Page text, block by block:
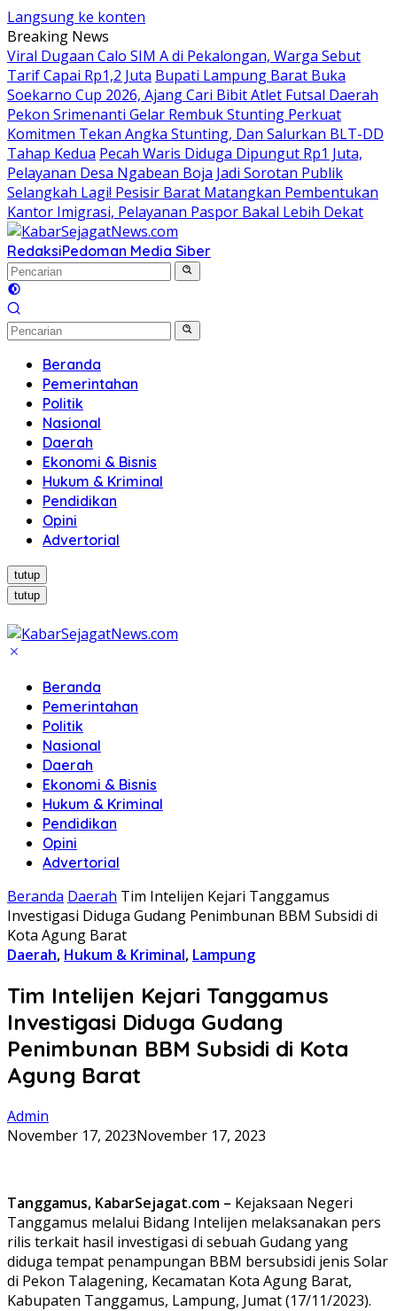
Langsung ke konten
Breaking News
Viral Dugaan Calo SIM A di Pekalongan, Warga Sebut
Tarif Capai Rp1,2 Juta Bupati Lampung Barat Buka
Soekarno Cup 2026, Ajang Cari Bibit Atlet Futsal Daerah
Pekon Srimenanti Gelar Rembuk Stunting Perkuat
Komitmen Tekan Angka Stunting, Dan Salurkan BLT-DD
Tahap Kedua Pecah Waris Diduga Dipungut Rp1 Juta,
Pelayanan Desa Ngabean Boja Jadi Sorotan Publik
Selangkah Lagi! Pesisir Barat Matangkan Pembentukan
Kantor Imigrasi, Pelayanan Paspor Bakal Lebih Dekat
RedaksiPedoman Media Siber
Beranda
Pemerintahan
Politik
Nasional
Daerah
Ekonomi & Bisnis
Hukum & Kriminal
Pendidikan
Opini
Advertorial
tutup
tutup
Beranda
Pemerintahan
Politik
Nasional
Daerah
Ekonomi & Bisnis
Hukum & Kriminal
Pendidikan
Opini
Advertorial
Beranda Daerah Tim Intelijen Kejari Tanggamus
Investigasi Diduga Gudang Penimbunan BBM Subsidi di
Kota Agung Barat
Daerah, Hukum & Kriminal, Lampung
Tim Intelijen Kejari Tanggamus
Investigasi Diduga Gudang
Penimbunan BBM Subsidi di Kota
Agung Barat
Admin
November 17, 2023November 17, 2023
Tanggamus, KabarSejagat.com – Kejaksaan Negeri
Tanggamus melalui Bidang Intelijen melaksanakan pers
rilis terkait hasil investigasi di sebuah Gudang yang
diduga tempat penampungan BBM bersubsidi jenis Solar
di Pekon Talagening, Kecamatan Kota Agung Barat,
Kabupaten Tanggamus, Lampung, Jumat (17/11/2023).